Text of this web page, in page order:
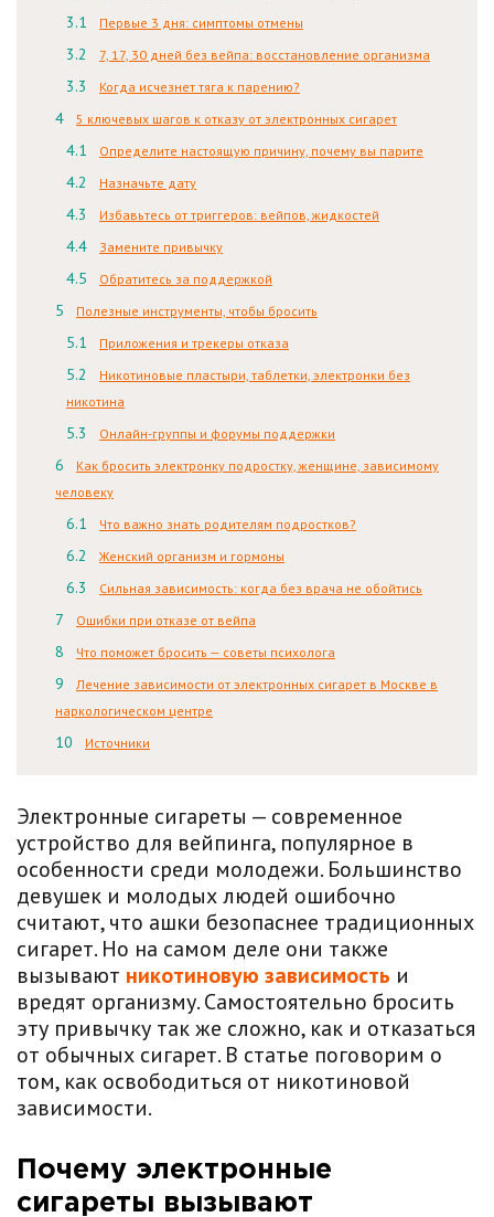
Первые 3 дня: симптомы отмены
7, 17, 30 дней без вейпа: восстановление организма
Когда исчезнет тяга к парению?
5 ключевых шагов к отказу от электронных сигарет
Определите настоящую причину, почему вы парите
Назначьте дату
Избавьтесь от триггеров: вейпов, жидкостей
Замените привычку
Обратитесь за поддержкой
Полезные инструменты, чтобы бросить
Приложения и трекеры отказа
Никотиновые пластыри, таблетки, электронки без
никотина
Онлайн-группы и форумы поддержки
Как бросить электронку подростку, женщине, зависимому
человеку
Что важно знать родителям подростков?
Женский организм и гормоны
Сильная зависимость: когда без врача не обойтись
Ошибки при отказе от вейпа
Что поможет бросить — советы психолога
Лечение зависимости от электронных сигарет в Москве в
наркологическом центре
Источники
Электронные сигареты — современное
устройство для вейпинга, популярное в
особенности среди молодежи. Большинство
девушек и молодых людей ошибочно
считают, что ашки безопаснее традиционных
сигарет. Но на самом деле они также
вызывают никотиновую зависимость и
вредят организму. Самостоятельно бросить
эту привычку так же сложно, как и отказаться
от обычных сигарет. В статье поговорим о
том, как освободиться от никотиновой
зависимости.
Почему электронные
сигареты вызывают